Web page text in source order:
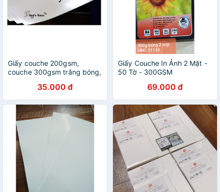
Giấy couche 200gsm,
couche 300gsm trắng bóng,
35.000 đ
Giấy Couche In Ảnh 2 Mặt -
50 Tờ - 300GSM
69.000 đ